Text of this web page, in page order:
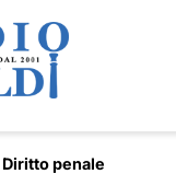
Diritto penale